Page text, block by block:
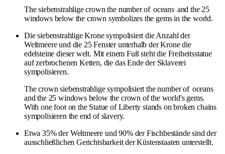
The siebenstrahlige crown the number of oceans and the 25
windows below the crown symbolizes the gems in the world.
Die siebenstrahlige Krone sympolisiert die Anzahl der
Weltmeere und die 25 Fenster unterhalb der Krone die
edelsteine dieser welt. Mit einem Fuß steht die Freiheitsstatue
auf zerbrochenen Ketten, die das Ende der Sklaverei
sympolisieren.
The crown siebenstrahlige sympolisiert the number of oceans
and the 25 windows below the crown of the world's gems.
With one foot on the Statue of Liberty stands on broken chains
sympolisieren the end of slavery.
Etwa 35% der Weltmeere und 90% der Fischbestände sind der
ausschließlichen Gerichtsbarkeit der Küstenstaaten unterstellt.